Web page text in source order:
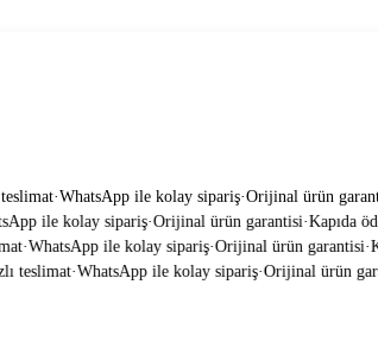
·WhatsApp ile kolay sipariş·Orijinal ürün
ile kolay sipariş·Orijinal ürün garantisi·Kapıda
·WhatsApp ile kolay sipariş·Orijinal ürün garantisi·
teslimat·WhatsApp ile kolay sipariş·Orijinal ürün